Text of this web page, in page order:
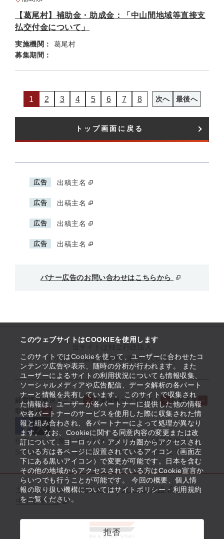
このウェブサイトはCOOKIEを使用します
このサイトではCookieを使って、ユーザーに合わせたコ
ンテンツ広告や表示、随時の分析が行われます。 また
ユーザーによるサイトの利用状況についても情報収集、
ソーシャルメディアや広告配信、データ解析の各パート
ナーと情報を共有しています。 このサイトで収集され
た情報は、ユーザーが各パートナーに提供した他の情報
や各パートナーのサービスを使用した際に収集された情
報と組み合わされ、各パートナーによって処理が異なり
ます。 なお、Cookieに関する同意内容の変更または改
訂について、ヨーロッパ・アメリカ圏からアクセスされ
ている方は各ページに設置されているアイコン（画面左
下にある黒いアイコン）で変更が可能です。日本を含む
その他の地域からアクセスされている方はCookie宣言か
らいつでも行うことが可能です。 今回の概要、個人情
報の取り扱い機構についてはサイトポリシー・利用規約
をご覧ください。
拒否
【葛尾村】補助金・助成金：「中山間地域等直接支
払交付金について」
実施機関：
葛尾村
募集期間：
1 2 3 4 5 6 7 8 次へ 最後へ
トップ画面に戻る
広告 出稿主名
広告 出稿主名
広告 出稿主名
広告 出稿主名
バナー広告のお問い合わせはこちらから
中小企業基盤整備機構が運営しています
経営課題解決メニュー 支援情報ヘッドライン
起業支援
取組事例
役立つリンク集 サイトマップ
サイト利用条件
SNS公式アカウント一覧
ウェブアクセシビリティ
サイトポリシー・利用規約
個人情報保護
中小機構とは